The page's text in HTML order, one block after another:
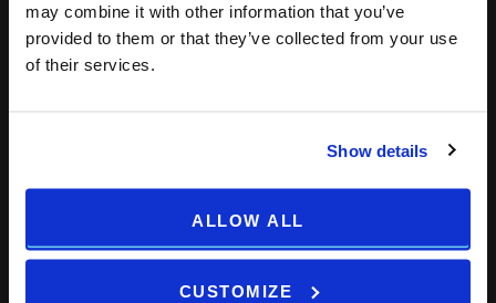
may combine it with other information that you’ve
provided to them or that they’ve collected from your use
of their services.
Show details
ALLOW ALL
CUSTOMIZE
Iscriviti alla newsletter per ricevere le nostre offerte